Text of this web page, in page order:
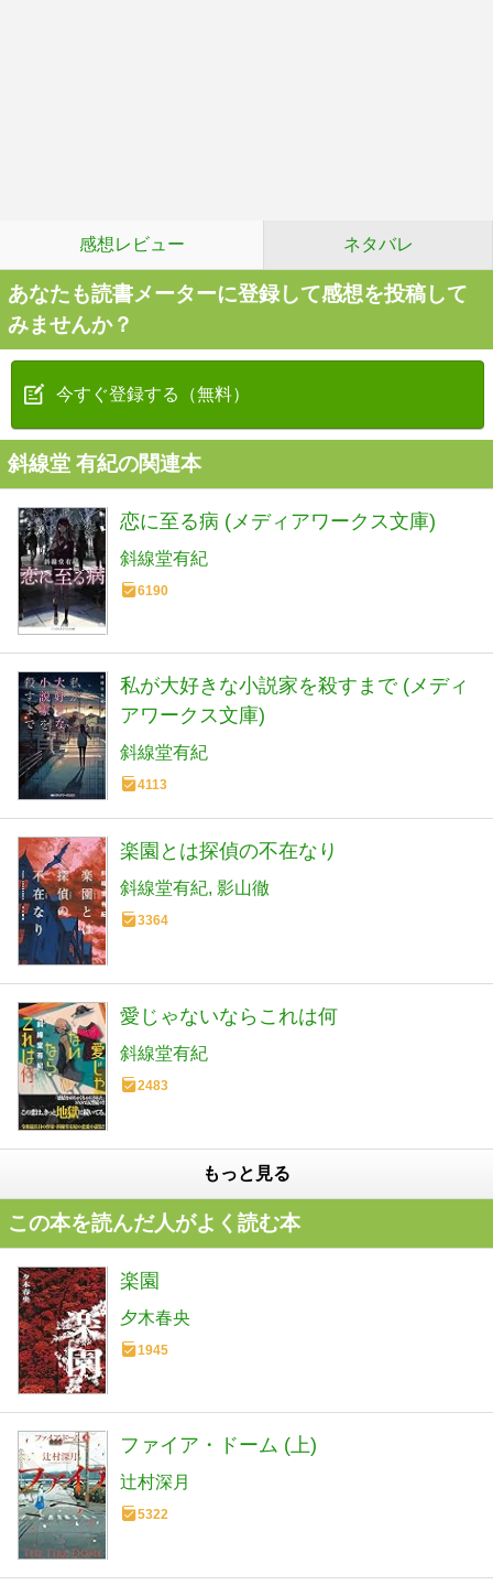
感想レビュー ネタバレ
あなたも読書メーターに登録して感想を投稿して
みませんか？
今すぐ登録する（無料）
斜線堂 有紀の関連本
恋に至る病 (メディアワークス文庫)
斜線堂有紀
6190
私が大好きな小説家を殺すまで (メディ
アワークス文庫)
斜線堂有紀
4113
楽園とは探偵の不在なり
斜線堂有紀 影山徹
3364
愛じゃないならこれは何
斜線堂有紀
2483
もっと見る
この本を読んだ人がよく読む本
楽園
夕木春央
1945
ファイア・ドーム (上)
辻村深月
5322